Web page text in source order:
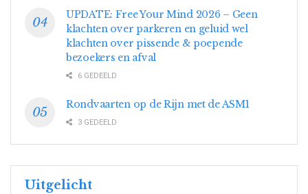
UPDATE: Free Your Mind 2026 – Geen
klachten over parkeren en geluid wel
klachten over pissende & poepende
bezoekers en afval
6 GEDEELD
Rondvaarten op de Rijn met de ASM1
3 GEDEELD
Uitgelicht